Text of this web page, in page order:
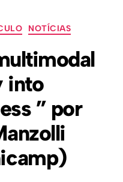
NOTÍCIAS
into
” por